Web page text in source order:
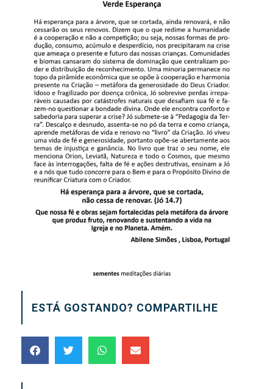
ESTÁ GOSTANDO? COMPARTILHE